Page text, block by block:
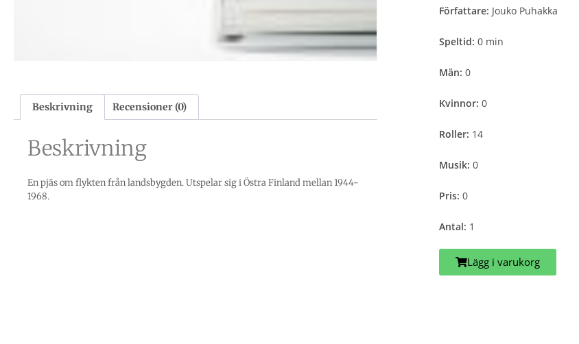
Beskrivning Recensioner (0)
Beskrivning
En pjäs om flykten från landsbygden. Utspelar sig i Östra Finland mellan 1944-
1968.
Författare: Jouko Puhakka
Speltid: 0 min
Män: 0
Kvinnor: 0
Roller: 14
Musik: 0
Pris: 0
Antal: 1
Lägg i varukorg